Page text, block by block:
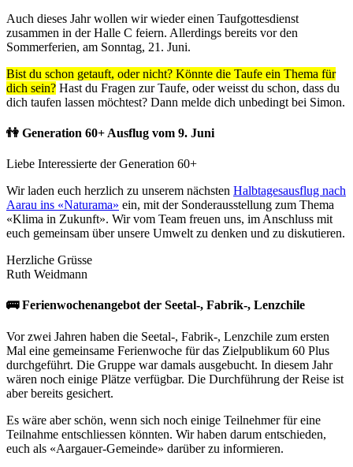
Auch dieses Jahr wollen wir wieder einen Taufgottesdienst
zusammen in der Halle C feiern. Allerdings bereits vor den
Sommerferien, am Sonntag, 21. Juni.
Bist du schon getauft, oder nicht? Könnte die Taufe ein Thema für
dich sein? Hast du Fragen zur Taufe, oder weisst du schon, dass du
dich taufen lassen möchtest? Dann melde dich unbedingt bei Simon.
👫 Generation 60+ Ausflug vom 9. Juni
Liebe Interessierte der Generation 60+
Wir laden euch herzlich zu unserem nächsten Halbtagesausflug nach
Aarau ins «Naturama» ein, mit der Sonderausstellung zum Thema
«Klima in Zukunft». Wir vom Team freuen uns, im Anschluss mit
euch gemeinsam über unsere Umwelt zu denken und zu diskutieren.
Herzliche Grüsse
Ruth Weidmann
🚌 Ferienwochenangebot der Seetal-, Fabrik-, Lenzchile
Vor zwei Jahren haben die Seetal-, Fabrik-, Lenzchile zum ersten
Mal eine gemeinsame Ferienwoche für das Zielpublikum 60 Plus
durchgeführt. Die Gruppe war damals ausgebucht. In diesem Jahr
wären noch einige Plätze verfügbar. Die Durchführung der Reise ist
aber bereits gesichert.
Es wäre aber schön, wenn sich noch einige Teilnehmer für eine
Teilnahme entschliessen könnten. Wir haben darum entschieden,
euch als «Aargauer-Gemeinde» darüber zu informieren.